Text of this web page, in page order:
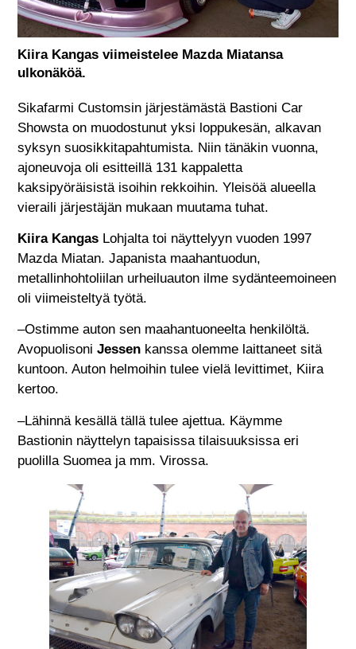
Kiira Kangas viimeistelee Mazda Miatansa
ulkonäköä.
Sikafarmi Customsin järjestämästä Bastioni Car
Showsta on muodostunut yksi loppukesän, alkavan
syksyn suosikkitapahtumista. Niin tänäkin vuonna,
ajoneuvoja oli esitteillä 131 kappaletta
kaksipyöräisistä isoihin rekkoihin. Yleisöä alueella
vieraili järjestäjän mukaan muutama tuhat.
Kiira Kangas Lohjalta toi näyttelyyn vuoden 1997
Mazda Miatan. Japanista maahantuodun,
metallinhohtoliilan urheiluauton ilme sydänteemoineen
oli viimeisteltyä työtä.
–Ostimme auton sen maahantuoneelta henkilöltä.
AvopuolisoniJessen kanssa olemme laittaneet sitä
kuntoon. Auton helmoihin tulee vielä levittimet, Kiira
kertoo.
–Lähinnä kesällä tällä tulee ajettua. Käymme
Bastionin näyttelyn tapaisissa tilaisuuksissa eri
puolilla Suomea ja mm. Virossa.